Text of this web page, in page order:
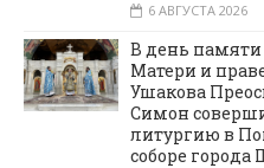
6 АВГУСТА 2026
В день
Матери и
Ушакова
Симон
литургию в
соборе